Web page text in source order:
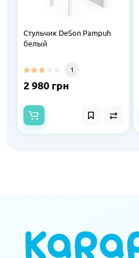
Стульчик DeSon Pampuh
белый
1
2 980 грн